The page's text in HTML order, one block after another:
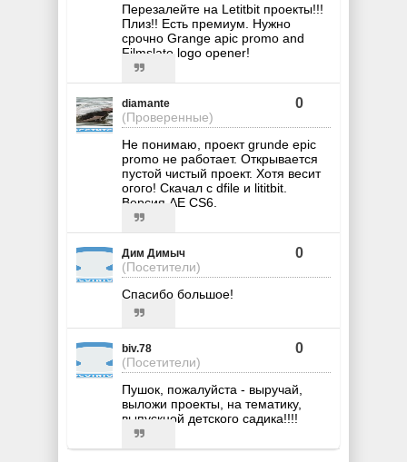
Перезалейте на Letitbit проекты!!!
Плиз!! Есть премиум. Нужно
срочно Grange apic promo and
Filmslate logo opener!
diamante
(Проверенные)
0
Не понимаю, проект grunde epic
promo не работает. Открывается
пустой чистый проект. Хотя весит
огого! Скачал с dfile и lititbit.
Версия AE CS6.
Дим Димыч
(Посетители)
0
Спасибо большое!
biv.78
(Посетители)
0
Пушок, пожалуйста - выручай,
выложи проекты, на тематику,
выпускной детского садика!!!!